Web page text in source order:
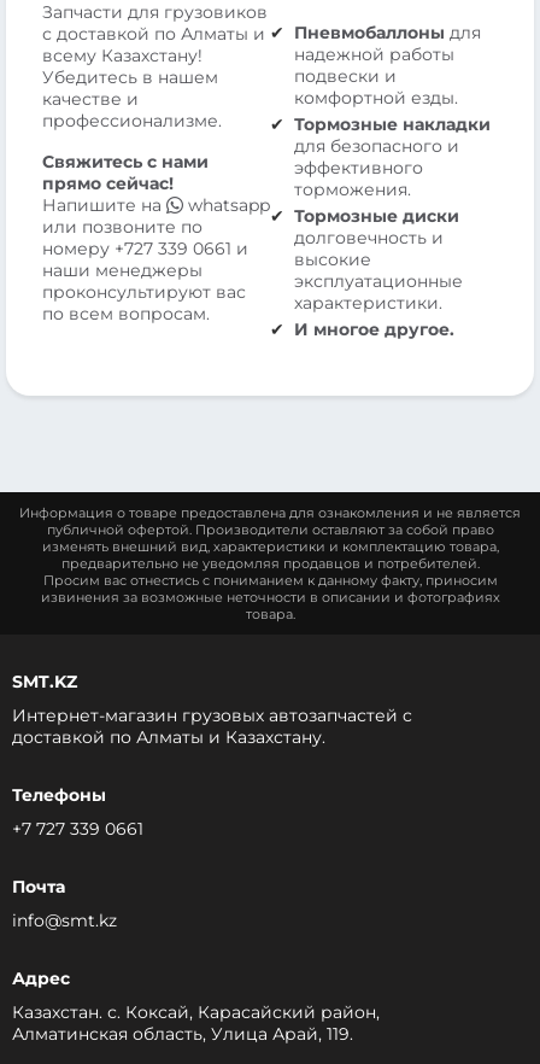
Запчасти для грузовиков
с доставкой по Алматы и
всему Казахстану!
Убедитесь в нашем
качестве и
профессионализме.
Свяжитесь с нами
прямо сейчас!
Напишите на
whatsapp
или позвоните по
номеру +727 339 0661 и
наши менеджеры
проконсультируют вас
по всем вопросам.
Пневмобаллоны для
надежной работы
подвески и
комфортной езды.
Тормозные накладки
для безопасного и
эффективного
торможения.
Тормозные диски
долговечность и
высокие
эксплуатационные
характеристики.
И многое другое.
Информация о товаре предоставлена для ознакомления и не является
публичной офертой. Производители оставляют за собой право
изменять внешний вид, характеристики и комплектацию товара,
предварительно не уведомляя продавцов и потребителей.
Просим вас отнестись с пониманием к данному факту, приносим
извинения за возможные неточности в описании и фотографиях
товара.
SMT.KZ
Интернет-магазин грузовых автозапчастей c
доставкой по Алматы и Казахстану.
Телефоны
+7 727 339 0661
Почта
info@smt.kz
Адрес
Казахстан. с. Коксай, Карасайский район,
Алматинская область, Улица Арай, 119.